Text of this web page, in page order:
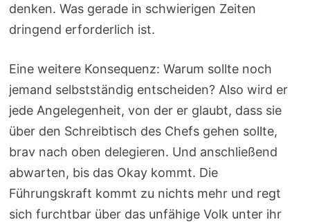
denken. Was gerade in schwierigen Zeiten
dringend erforderlich ist.
Eine weitere Konsequenz: Warum sollte noch
jemand selbstständig entscheiden? Also wird er
jede Angelegenheit, von der er glaubt, dass sie
über den Schreibtisch des Chefs gehen sollte,
brav nach oben delegieren. Und anschließend
abwarten, bis das Okay kommt. Die
Führungskraft kommt zu nichts mehr und regt
sich furchtbar über das unfähige Volk unter ihr